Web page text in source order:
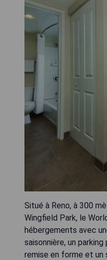
Situé à Reno, à 300
Wingfield Park, le
hébergements avec
saisonnière, un
remise en forme et un